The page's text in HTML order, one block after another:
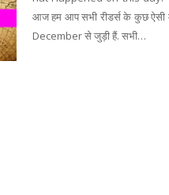
आज हम आप सभी रीडर्स के कुछ ऐसी
December से जुड़ी हैं. सभी…